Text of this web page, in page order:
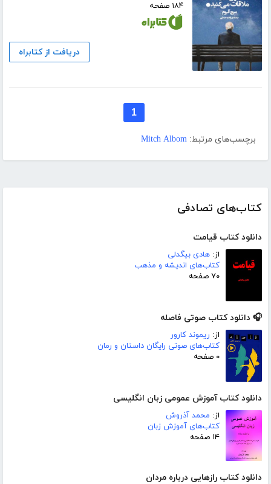
کتاب‌های تصادفی
دانلود کتاب قیامت
از: هادی بیگدلی
کتاب‌های اندیشه و مذهب
۷۰ صفحه
🎧 دانلود کتاب صوتی فاصله
از: ریموند کارور
کتاب‌های صوتی رایگان داستان و رمان
۰ صفحه
دانلود کتاب آموزش عمومی زبان انگلیسی
از: محمد آذروش
کتاب‌های آموزش زبان
۱۴ صفحه
دانلود کتاب رازهایی درباره مردان
۱۸۴ صفحه
دریافت از کتابراه
1
برچسب‌های مرتبط: Mitch Albom